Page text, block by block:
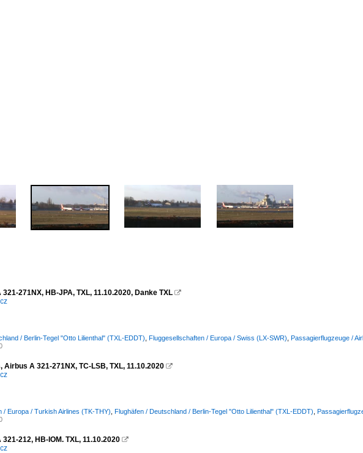
271NX, HB-JPA, TXL, 11.10.2020, Danke TXL 
/ Berlin-Tegel "Otto Lilienthal" (TXL-EDDT) Fluggesellschaften / Europa / Swiss (LX-SWR) Passagierflugzeuge /
A 321-271NX, TC-LSB, TXL, 11.10.2020 
/ Europa / Turkish Airlines (TK-THY) Flughäfen / Deutschland / Berlin-Tegel "Otto Lilienthal" (TXL-EDDT)
212, HB-IOM. TXL, 11.10.2020 